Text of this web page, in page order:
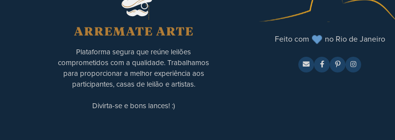
Plataforma segura que reúne leilões
comprometidos com a qualidade. Trabalhamos
para proporcionar a melhor experiência aos
participantes, casas de leilão e artistas.
Divirta-se e bons lances! :)
Feito com no Rio de Janeiro